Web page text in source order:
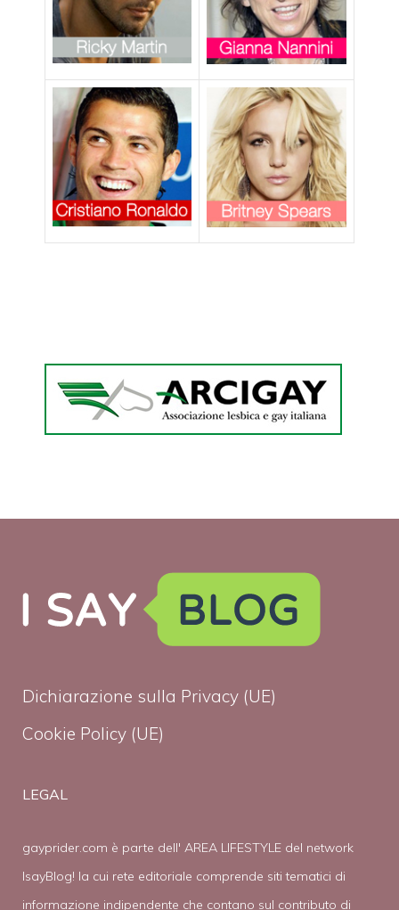
Dichiarazione sulla Privacy (UE)
Cookie Policy (UE)
LEGAL
gayprider.com è parte dell' AREA LIFESTYLE del network
IsayBlog! la cui rete editoriale comprende siti tematici di
informazione indipendente che contano sul contributo di